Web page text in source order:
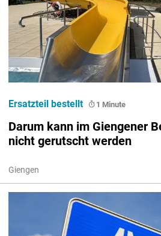
Darum kann im Giengener
nicht gerutscht werden
Giengen
Ersatzteil bestellt 1 Minute